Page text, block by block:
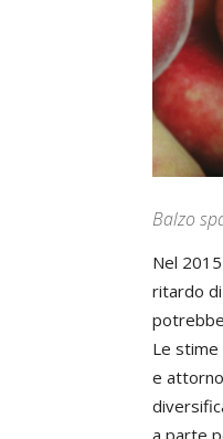
Balzo
Nel
ritardo
Le
e
a parte